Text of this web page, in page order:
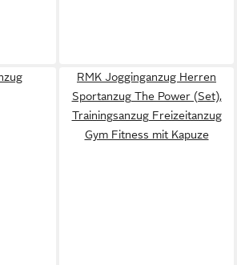
RMK Jogginganzug Herren
Sportanzug The Power (Set),
Trainingsanzug Freizeitanzug
Gym Fitness mit Kapuze